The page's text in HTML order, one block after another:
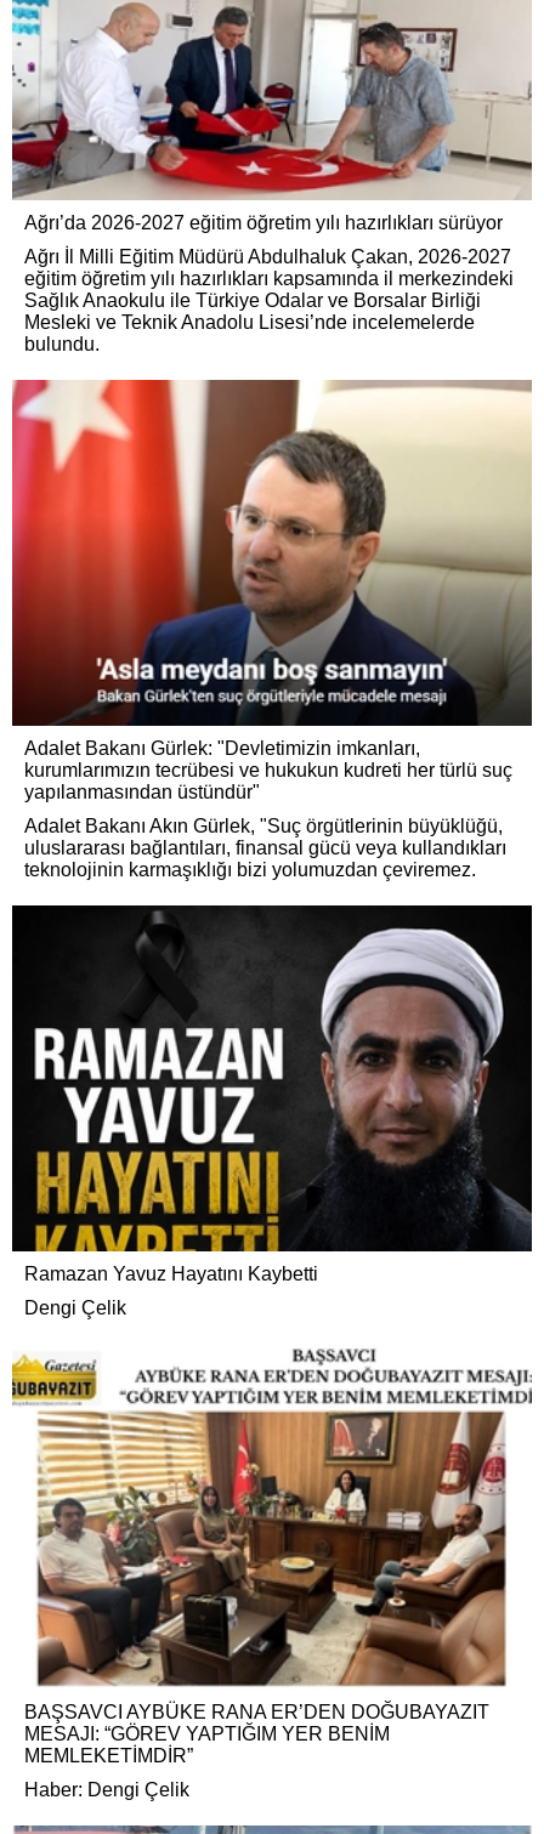
Ağrı’da 2026-2027 eğitim öğretim yılı hazırlıkları sürüyor
Ağrı İl Milli Eğitim Müdürü Abdulhaluk Çakan, 2026-2027
eğitim öğretim yılı hazırlıkları kapsamında il merkezindeki
Sağlık Anaokulu ile Türkiye Odalar ve Borsalar Birliği
Mesleki ve Teknik Anadolu Lisesi’nde incelemelerde
bulundu.
Adalet Bakanı Gürlek: "Devletimizin imkanları,
kurumlarımızın tecrübesi ve hukukun kudreti her türlü suç
yapılanmasından üstündür"
Adalet Bakanı Akın Gürlek, "Suç örgütlerinin büyüklüğü,
uluslararası bağlantıları, finansal gücü veya kullandıkları
teknolojinin karmaşıklığı bizi yolumuzdan çeviremez.
Ramazan Yavuz Hayatını Kaybetti
Dengi Çelik
BAŞSAVCI AYBÜKE RANA ER’DEN DOĞUBAYAZIT
MESAJI: “GÖREV YAPTIĞIM YER BENİM
MEMLEKETİMDİR”
Haber: Dengi Çelik